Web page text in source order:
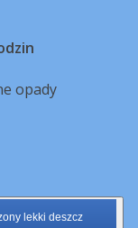
opady
lekki deszcz